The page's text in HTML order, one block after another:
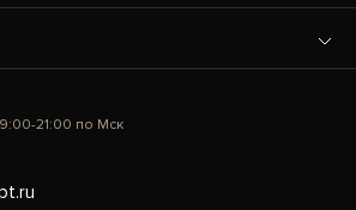
9:00-21:00 по Мск